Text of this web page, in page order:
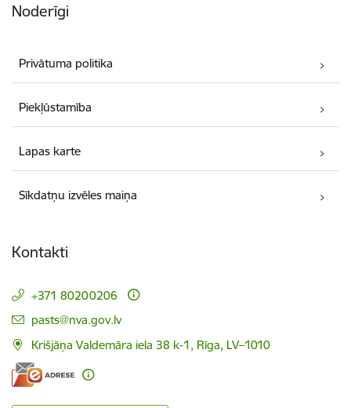
Noderīgi
Privātuma politika
Piekļūstamība
Lapas karte
Sīkdatņu izvēles maiņa
Kontakti
+371 80200206
E-pasts:
pasts@nva.gov.lv
Krišjāņa Valdemāra iela 38 k-1, Rīga, LV–1010